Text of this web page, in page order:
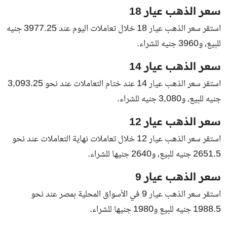
سعر الذهب عيار 18
استقر سعر الذهب عيار 18 خلال تعاملات اليوم عند 3977.25 جنيه
للبيع، و3960 جنيه للشراء.
سعر الذهب عيار 14
استقر سعر الذهب عيار 14 عند ختام التعاملات عند نحو 3,093.25
جنيه للبيع، و3,080 جنيه للشراء.
سعر الذهب عيار 12
استقر سعر الذهب عيار 12 خلال تعاملات نهاية التعاملات عند نحو
2651.5 جنيه للبيع، و2640 جنيها للشراء.
سعر الذهب عيار 9
استقر سعر الذهب عيار 9 في الأسواق المحلية بمصر عند نحو
1988.5 جنيه للبيع و1980 جنيها للشراء.